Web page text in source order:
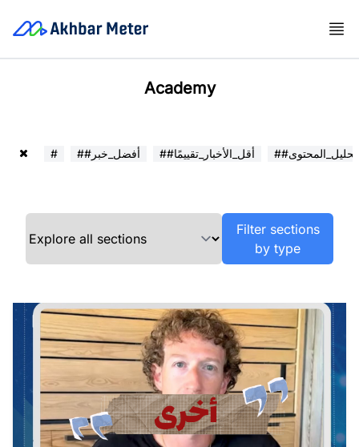
Academy
# ##أفضل_خبر ##أقل_الأخبار_تقييمًا ##تحليل_المحتوى
Filter sections
by type